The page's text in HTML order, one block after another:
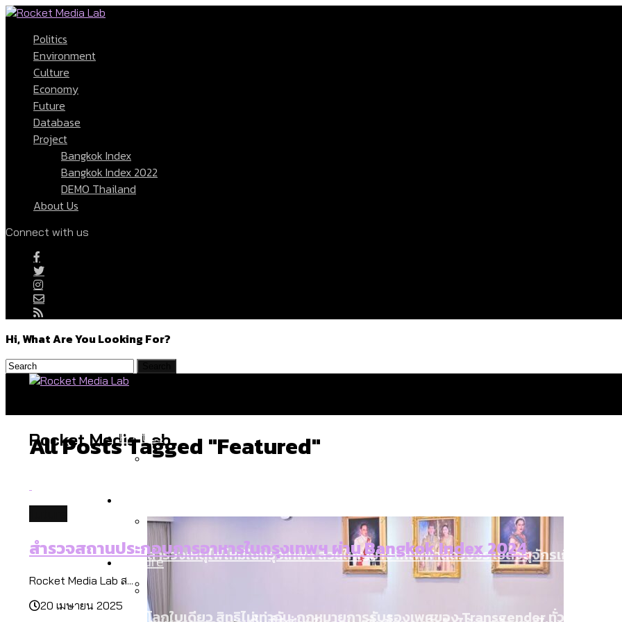
Politics
Environment
Culture
Economy
Future
Database
Project
Bangkok Index
Bangkok Index 2022
DEMO Thailand
About Us
Connect with us
Hi, What Are You Looking For?
Rocket Media Lab
Politics
สำรวจเหตุไฟไหม้ในกรุงเทพฯ ส่วนใหญ่มาจากไฟฟ้าลัดวงจร เขตจตุจักรเกิดไฟฟ้า
Culture
โลกใบเดียว สิทธิไม่เท่ากัน: กฎหมายการรับรองเพศของ Transgender ทั่วโลก ประเท
All Posts Tagged "featured"
สำรวจสถานประกอบการอาหารในกรุงเทพฯ ผ่าน Bangkok Index 2024
Rocket Media Lab ส...
20 เมษายน 2025